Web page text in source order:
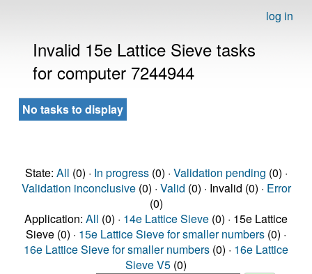
log in
Invalid 15e Lattice Sieve tasks
for computer 7244944
No tasks to display
State: All (0) · In progress(0) · Validation pending (0) ·
Validation inconclusive(0) · Valid (0) · Invalid (0) · Error
(0)
Application: All (0) · 14e Lattice Sieve (0) · 15e Lattice
Sieve (0) · 15e Lattice Sieve for smaller numbers (0) ·
16e Lattice Sieve for smaller numbers (0) · 16e Lattice
Sieve V5 (0)